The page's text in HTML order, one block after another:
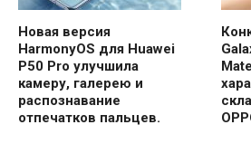
Новая версия
HarmonyOS для Huawei
P50 Pro улучшила
камеру, галерею и
распознавание
отпечатков пальцев.